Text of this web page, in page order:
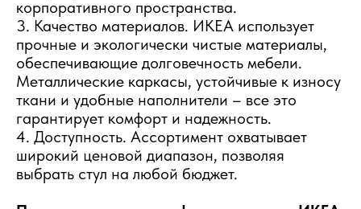
корпоративного пространства.
3. Качество материалов. ИКЕА использует
прочные и экологически чистые материалы,
обеспечивающие долговечность мебели.
Металлические каркасы, устойчивые к износу
ткани и удобные наполнители – все это
гарантирует комфорт и надежность.
4. Доступность. Ассортимент охватывает
широкий ценовой диапазон, позволяя
выбрать стул на любой бюджет.